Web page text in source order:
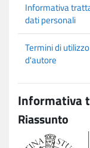
Informativa
dati personali
Termini di
d'autore
Informativa
Riassunto